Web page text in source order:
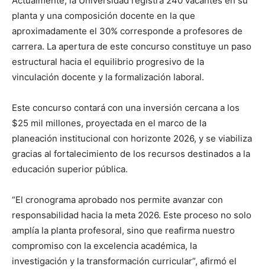
planta y una composición docente en la que
aproximadamente el 30% corresponde a profesores de
carrera. La apertura de este concurso constituye un paso
estructural hacia el equilibrio progresivo de la
vinculación docente y la formalización laboral.
Este concurso contará con una inversión cercana a los
$25 mil millones, proyectada en el marco de la
planeación institucional con horizonte 2026, y se viabiliza
gracias al fortalecimiento de los recursos destinados a la
educación superior pública.
“El cronograma aprobado nos permite avanzar con
responsabilidad hacia la meta 2026. Este proceso no solo
amplía la planta profesoral, sino que reafirma nuestro
compromiso con la excelencia académica, la
investigación y la transformación curricular”, afirmó el